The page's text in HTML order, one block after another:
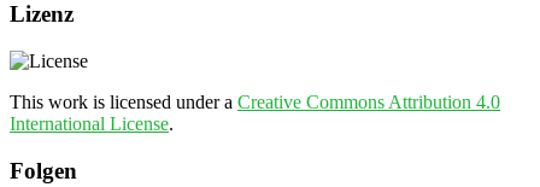
Lizenz
This work is licensed under a Creative Commons Attribution 4.0
International License.
Folgen